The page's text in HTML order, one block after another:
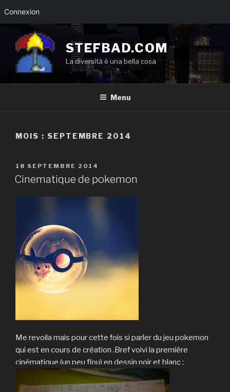
Connexion
contenu
principal
STEFBAD.COM
La diversità è una bella cosa
Menu
MOIS : SEPTEMBRE 2014
PUBLIÉ
LE
18 SEPTEMBRE 2014
Cinematique de pokemon
Me revoila mais pour cette fois si parler du jeu pokemon
qui est en cours de création .Bref voivi la première
cinématique (un peu flou) en dessin noir et blanc :